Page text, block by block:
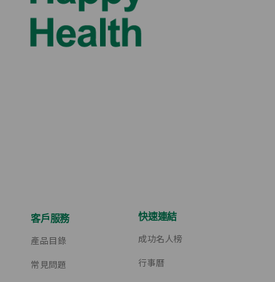
客戶服務
產品目錄
常見問題
快速連結
成功名人榜
行事曆